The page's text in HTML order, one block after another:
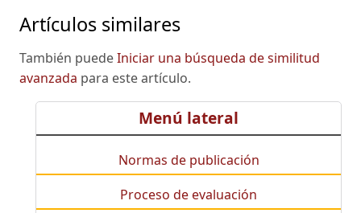
Artículos similares
También puedeIniciar una búsqueda de similitud
avanzada para este artículo.
Menú lateral
Normas de publicación
Proceso de evaluación